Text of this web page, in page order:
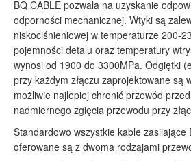
BQ CABLE pozwala na uzyskanie
odporności mechanicznej. Wtyki są
niskociśnieniowej w temperaturze 200-
pojemności detalu oraz temperatury
wynosi od 1900 do 3300MPa. Odgiętki
przy każdym złączu zaprojektowane są
możliwie najlepiej chronić przewód
nadmiernego zgięcia przewodu przy
Standardowo wszystkie kable zasilające
oferowane są z dwoma rodzajami